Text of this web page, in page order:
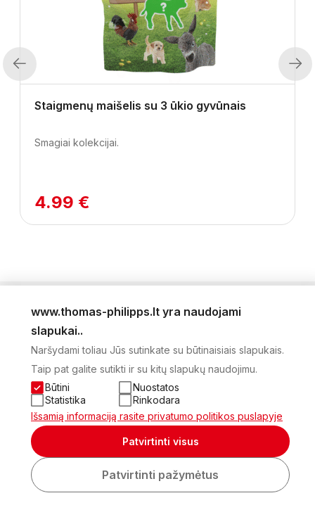
Previous
Staigmenų maišelis su 3 ūkio gyvūnais
Smagiai kolekcijai.
4.99 €
Next
NAUJIENLAIŠKIS
APIE MUS
KONTAKTAI
PRIVATUMO POLITIKA
SĄSKAITA
2026 Visos teisės saugomos © UAB Thomas Philips Baltex
Sukurta:
www.thomas-philipps.lt yra naudojami
slapukai..
Naršydami toliau Jūs sutinkate su būtinaisiais slapukais.
Taip pat galite sutikti ir su kitų slapukų naudojimu.
Būtini
Nuostatos
Statistika
Rinkodara
Išsamią informaciją rasite privatumo politikos puslapyje
Patvirtinti visus
Patvirtinti pažymėtus